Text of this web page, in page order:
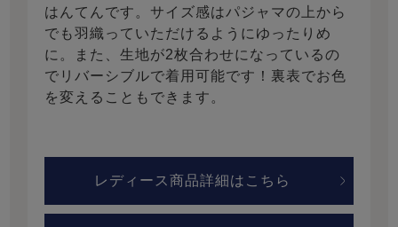
はんてんです。サイズ感はパジャマの上から
でも羽織っていただけるようにゆったりめ
に。また、生地が2枚合わせになっているの
でリバーシブルで着用可能です！裏表でお色
を変えることもできます。
レディース商品詳細はこちら